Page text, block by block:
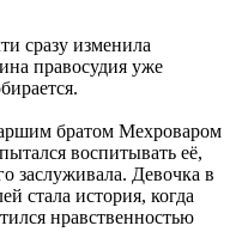
сразу изменила
правосудия уже
братом Мехроваром
воспитывать её,
заслуживала. Девочка в
стала история, когда
нравственностью